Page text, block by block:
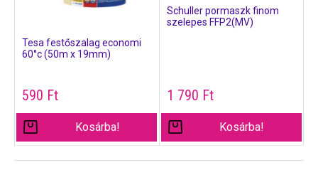
Tesa festőszalag economi
60°c (50m x 19mm)
590 Ft
Kosárba!
Schuller pormaszk finom
szelepes FFP2(MV)
1 790 Ft
Kosárba!